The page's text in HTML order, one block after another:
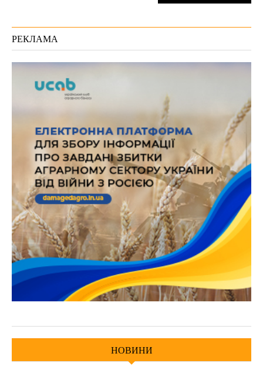
РЕКЛАМА
НОВИНИ